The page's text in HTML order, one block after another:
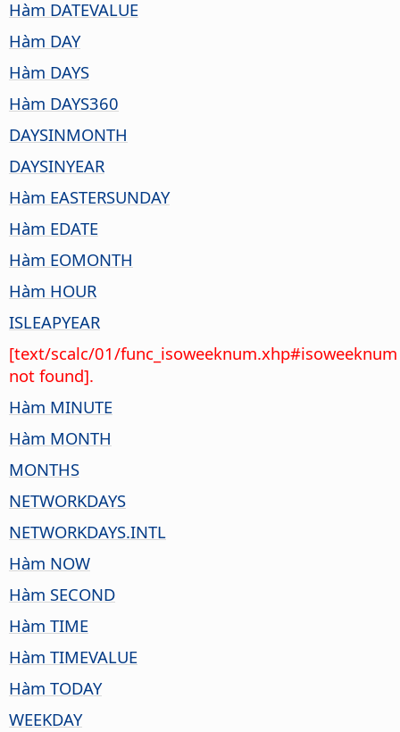
Hàm DATEVALUE
Hàm DAY
Hàm DAYS
Hàm DAYS360
DAYSINMONTH
DAYSINYEAR
Hàm EASTERSUNDAY
Hàm EDATE
Hàm EOMONTH
Hàm HOUR
ISLEAPYEAR
[text/scalc/01/func_isoweeknum.xhp#isoweeknum
not found].
Hàm MINUTE
Hàm MONTH
MONTHS
NETWORKDAYS
NETWORKDAYS.INTL
Hàm NOW
Hàm SECOND
Hàm TIME
Hàm TIMEVALUE
Hàm TODAY
WEEKDAY